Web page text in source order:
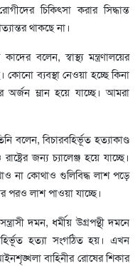
চিকিৎসা করার সিদ্ধান্ত
থাকছে না।
বলেন, স্বাস্থ্য মন্ত্রণালয়ের
ব্যবস্থা নেওয়া হচ্ছে কিনা
ম্লান হয়ে যাচ্ছে। আমরা
বলেন, বিচারবহির্ভূত হত্যাকাণ্ড
জন্য চ্যালেঞ্জ হয়ে যাচ্ছে।
না কোথাও গুলিবিদ্ধ লাশ পড়ে
পরও লাশ পাওয়া যাচ্ছে।
দমন, ধর্মীয় উগ্রপন্থী দমনে
হত্যা সংগঠিত হয়। এখন
বাহিনীর রোষের শিকার